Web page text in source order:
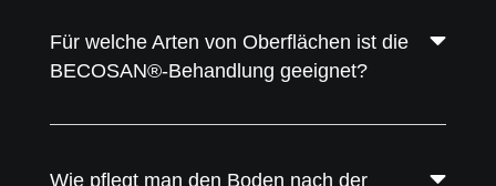
Für welche Arten von Oberflächen ist die
BECOSAN®-Behandlung geeignet?
Wie pflegt man den Boden nach der